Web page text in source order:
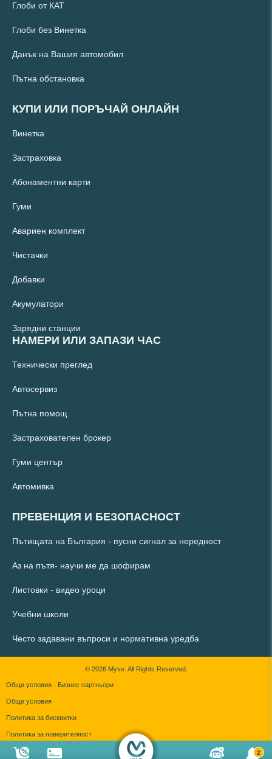
2
Глоби от КАТ
Глоби без Винетка
Данък на Вашия автомобил
Пътна обстановка
КУПИ ИЛИ ПОРЪЧАЙ ОНЛАЙН
Винетка
Застраховка
Абонаментни карти
Гуми
Авариен комплект
Чистачки
Добавки
Акумулатори
Зарядни станции
НАМЕРИ ИЛИ ЗАПАЗИ ЧАС
Технически преглед
Автосервиз
Пътна помощ
Застрахователен брокер
Гуми център
Автомивка
ПРЕВЕНЦИЯ И БЕЗОПАСНОСТ
Пътищата на България - пусни сигнал за нередност
Аз на пътя- научи ме да шофирам
Листовки - видео уроци
Учебни школи
Често задавани въпроси и нормативна уредба
© 2026 Myve. All Rights Reserved.
Общи условия - Бизнес партньори
Общи условия
Политика за бисквитки
Политика за поверителност